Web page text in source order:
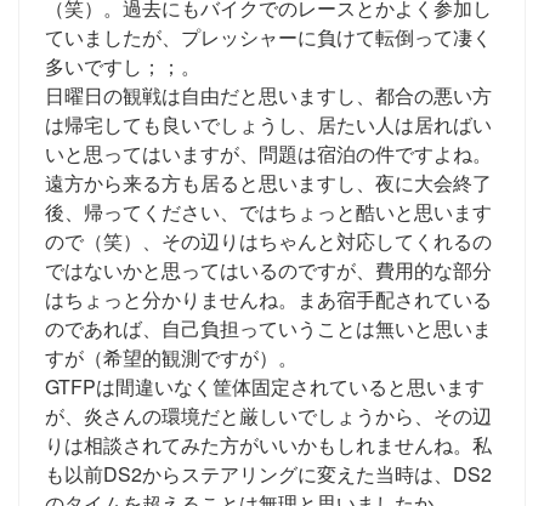
（笑）。過去にもバイクでのレースとかよく参加し
ていましたが、プレッシャーに負けて転倒って凄く
多いですし；；。
日曜日の観戦は自由だと思いますし、都合の悪い方
は帰宅しても良いでしょうし、居たい人は居ればい
いと思ってはいますが、問題は宿泊の件ですよね。
遠方から来る方も居ると思いますし、夜に大会終了
後、帰ってください、ではちょっと酷いと思います
ので（笑）、その辺りはちゃんと対応してくれるの
ではないかと思ってはいるのですが、費用的な部分
はちょっと分かりませんね。まあ宿手配されている
のであれば、自己負担っていうことは無いと思いま
すが（希望的観測ですが）。
GTFPは間違いなく筐体固定されていると思います
が、炎さんの環境だと厳しいでしょうから、その辺
りは相談されてみた方がいいかもしれませんね。私
も以前DS2からステアリングに変えた当時は、DS2